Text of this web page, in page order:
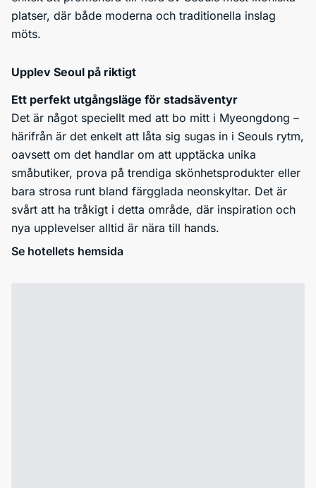
platser, där både moderna och traditionella inslag
möts.
Upplev Seoul på riktigt
Ett perfekt utgångsläge för stadsäventyr
Det är något speciellt med att bo mitt i Myeongdong –
härifrån är det enkelt att låta sig sugas in i Seouls rytm,
oavsett om det handlar om att upptäcka unika
småbutiker, prova på trendiga skönhetsprodukter eller
bara strosa runt bland färgglada neonskyltar. Det är
svårt att ha tråkigt i detta område, där inspiration och
nya upplevelser alltid är nära till hands.
Se hotellets hemsida